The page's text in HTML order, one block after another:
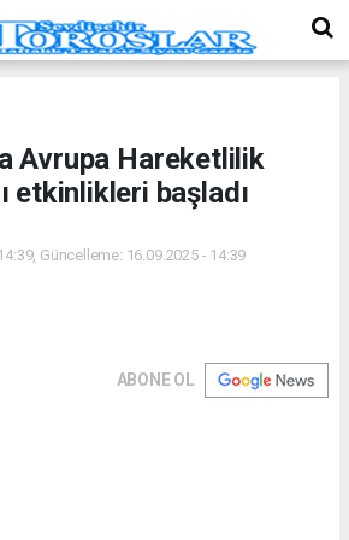
Avrupa Hareketlilik
etkinlikleri başladı
Güncelleme: 16.09.2025 - 14:39
ABONE OL